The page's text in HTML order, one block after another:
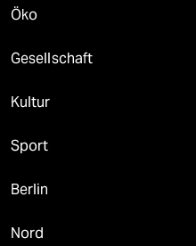
Öko
Gesellschaft
Kultur
Sport
Berlin
Nord